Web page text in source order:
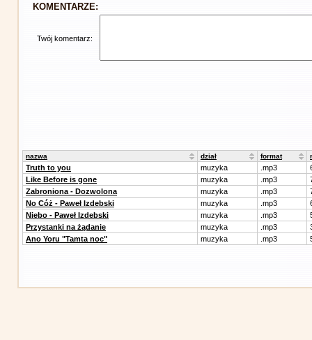
KOMENTARZE:
Twój komentarz:
nazwa dział format
Truth to you muzyka .mp3
Like Before is gone
muzyka .mp3
Zabroniona - Dozwolona
muzyka .mp3
No Cóż - Paweł Izdebski
muzyka .mp3
Niebo - Paweł Izdebski
muzyka .mp3
Przystanki na żądanie
muzyka .mp3
Ano Yoru "Tamta noc"
muzyka .mp3